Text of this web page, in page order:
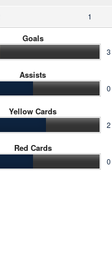
1
Goals
3
Assists
0
Yellow Cards
2
Red Cards
0